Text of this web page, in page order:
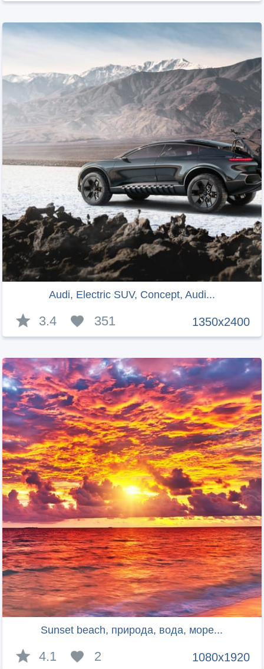
Audi, Electric SUV, Concept, Audi...
1350x2400
3.4 351
Sunset beach, природа, вода, море...
1080x1920
4.1 2